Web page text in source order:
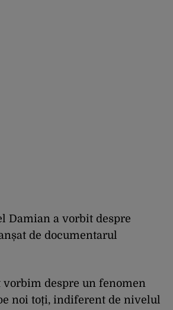
Damian a vorbit despre
de documentarul
vorbim despre un fenomen
noi toți, indiferent de nivelul